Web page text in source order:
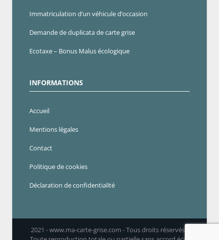
Immatriculation d’un véhicule d’occasion
Demande de duplicata de carte grise
Ecotaxe – Bonus Malus écologique
INFORMATIONS
Accueil
Mentions légales
Contact
Politique de cookies
Déclaration de confidentialité
2021 - www.ma-carte-grise.com - Tous droits réservés -